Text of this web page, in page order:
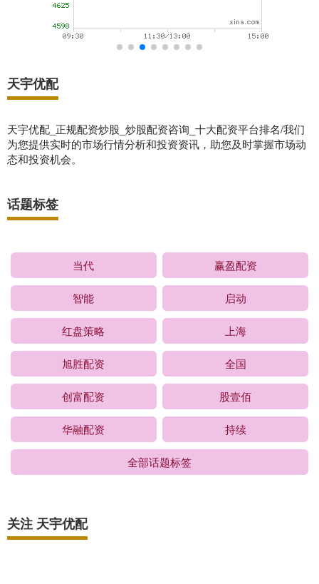
天宇优配
天宇优配_正规配资炒股_炒股配资咨询_十大配资平台排名/我们
为您提供实时的市场行情分析和投资资讯，助您及时掌握市场动
态和投资机会。
话题标签
当代 赢盈配资
智能 启动
红盘策略 上海
旭胜配资 全国
创富配资 股壹佰
华融配资 持续
全部话题标签
关注 天宇优配